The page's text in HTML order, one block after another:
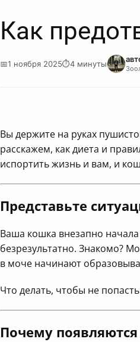
Как
📅1 ноября 2025⏱4 минуты
Вы держите на руках
расскажем, как диета и
испортить жизнь и вам, и
Представьте
Ваша кошка внезапно
безрезультатно. Знакомо?
в моче начинают
Что делать, чтобы не
Почему